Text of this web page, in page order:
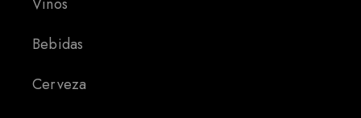
Bebidas
Cerveza